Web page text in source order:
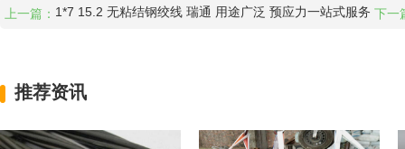
上一篇： 1*7 15.2 无粘结钢绞线 瑞通 用途广泛 预应力一站式服务 下一
推荐资讯